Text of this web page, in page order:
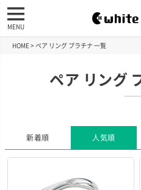
MENU
HOME ペア リング プラチナ 一覧
ペア リング
新着順 人気順